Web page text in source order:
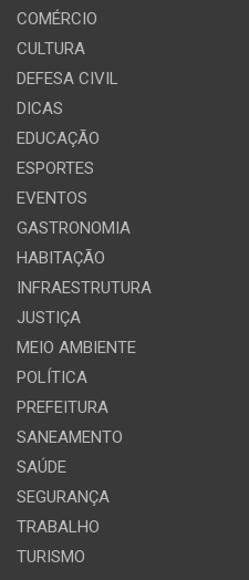
COMÉRCIO
CULTURA
DEFESA CIVIL
DICAS
EDUCAÇÃO
ESPORTES
EVENTOS
GASTRONOMIA
HABITAÇÃO
INFRAESTRUTURA
JUSTIÇA
MEIO AMBIENTE
POLÍTICA
PREFEITURA
SANEAMENTO
SAÚDE
SEGURANÇA
TRABALHO
TURISMO